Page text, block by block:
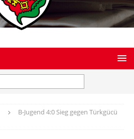
B-Jugend 4:0 Sieg gegen Türkgücü